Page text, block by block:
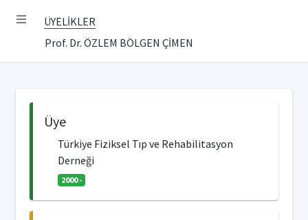
ÜYELİKLER
Prof. Dr. ÖZLEM BÖLGEN ÇİMEN
Üye
Türkiye Fiziksel Tıp ve Rehabilitasyon
Derneği
2000 -